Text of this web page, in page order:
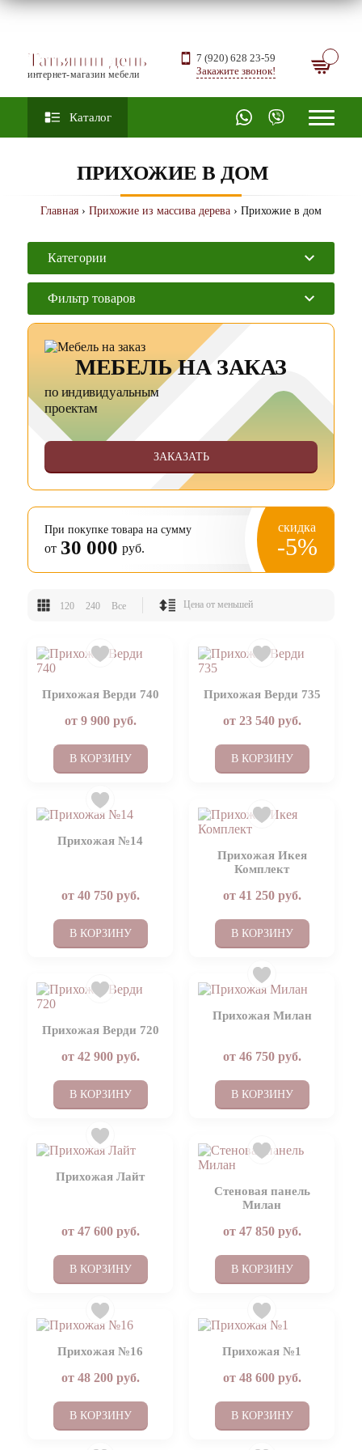
Татьянин день
интернет-магазин мебели
7 (920) 628 23-59
Закажите звонок!
Каталог
ПРИХОЖИЕ В ДОМ
Главная › Прихожие из массива дерева › Прихожие в дом
Категории
Фильтр товаров
МЕБЕЛЬ НА ЗАКАЗ
по индивидуальным
проектам
ЗАКАЗАТЬ
При покупке товара на сумму
от 30 000 руб.
скидка
-5%
120 240 Все
Прихожая Верди 740
от 9 900руб.
В КОРЗИНУ
Прихожая Верди 735
от 23 540руб.
В КОРЗИНУ
Прихожая №14
от 40 750руб.
В КОРЗИНУ
Прихожая Икея
Комплект
от 41 250руб.
В КОРЗИНУ
Прихожая Верди 720
от 42 900руб.
В КОРЗИНУ
Прихожая Милан
от 46 750руб.
В КОРЗИНУ
Прихожая Лайт
от 47 600руб.
В КОРЗИНУ
Стеновая панель
Милан
от 47 850руб.
В КОРЗИНУ
Прихожая №16
от 48 200руб.
В КОРЗИНУ
Прихожая №1
от 48 600руб.
В КОРЗИНУ